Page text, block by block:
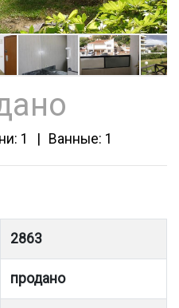
1 Ванные: 1
2863
продано